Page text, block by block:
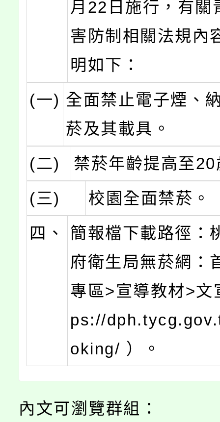
月22日施行，有關
害防制相關法規內
明如下：
(一) 全面禁止電子煙、
菸及其載具。
(二)
禁菸年齡提高至
(三)
校園全面禁菸。
四、
簡報檔下載路徑：
府衛生局無菸網：
專區>宣導教材>文
ps://
oking/ ）。
內文可瀏覽群組：